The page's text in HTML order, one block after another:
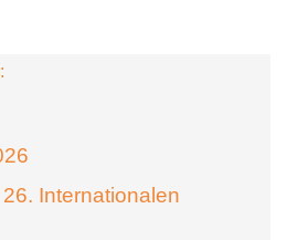
Internationalen